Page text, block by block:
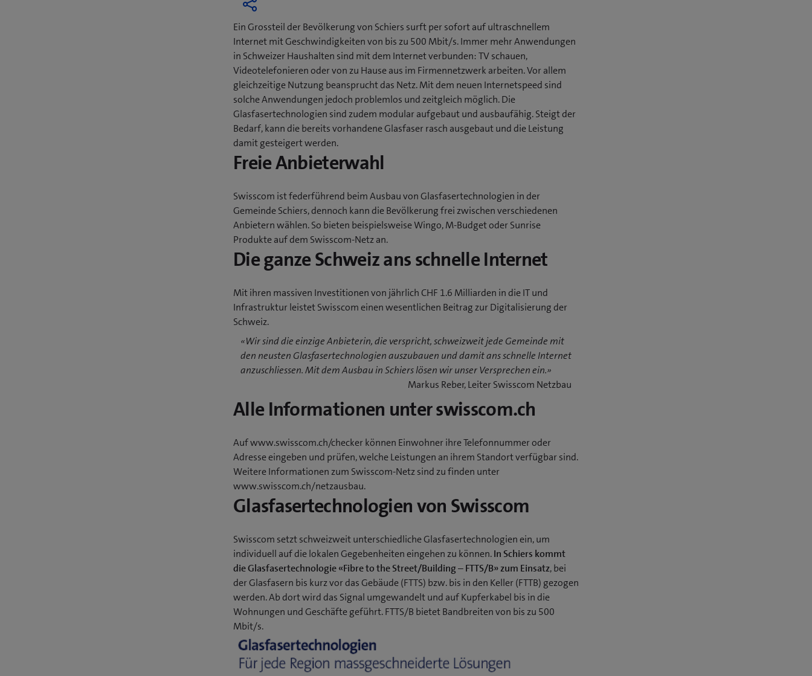
Ein Grossteil der Bevölkerung von Schiers surft per sofort auf ultraschnellem
Internet mit Geschwindigkeiten von bis zu 500 Mbit/s. Immer mehr Anwendungen
in Schweizer Haushalten sind mit dem Internet verbunden: TV schauen,
Videotelefonieren oder von zu Hause aus im Firmennetzwerk arbeiten. Vor allem
gleichzeitige Nutzung beansprucht das Netz. Mit dem neuen Internetspeed sind
solche Anwendungen jedoch problemlos und zeitgleich möglich. Die
Glasfasertechnologien sind zudem modular aufgebaut und ausbaufähig. Steigt der
Bedarf, kann die bereits vorhandene Glasfaser rasch ausgebaut und die Leistung
damit gesteigert werden.
Freie Anbieterwahl
Swisscom ist federführend beim Ausbau von Glasfasertechnologien in der
Gemeinde Schiers, dennoch kann die Bevölkerung frei zwischen verschiedenen
Anbietern wählen. So bieten beispielsweise Wingo, M-Budget oder Sunrise
Produkte auf dem Swisscom-Netz an.
Die ganze Schweiz ans schnelle Internet
Mit ihren massiven Investitionen von jährlich CHF 1.6 Milliarden in die IT und
Infrastruktur leistet Swisscom einen wesentlichen Beitrag zur Digitalisierung der
Schweiz.
«Wir sind die einzige Anbieterin, die verspricht, schweizweit jede Gemeinde mit
den neusten Glasfasertechnologien auszubauen und damit ans schnelle Internet
anzuschliessen. Mit dem Ausbau in Schiers lösen wir unser Versprechen ein.»
Markus Reber, Leiter Swisscom Netzbau
Alle Informationen unter swisscom.ch
Auf www.swisscom.ch/checker können Einwohner ihre Telefonnummer oder
Adresse eingeben und prüfen, welche Leistungen an ihrem Standort verfügbar sind.
Weitere Informationen zum Swisscom-Netz sind zu finden unter
www.swisscom.ch/netzausbau.
Glasfasertechnologien von Swisscom
Swisscom setzt schweizweit unterschiedliche Glasfasertechnologien ein, um
individuell auf die lokalen Gegebenheiten eingehen zu können.In Schiers kommt
die Glasfasertechnologie «Fibre to the Street/Building – FTTS/B» zum Einsatz, bei
der Glasfasern bis kurz vor das Gebäude (FTTS) bzw. bis in den Keller (FTTB) gezogen
werden. Ab dort wird das Signal umgewandelt und auf Kupferkabel bis in die
Wohnungen und Geschäfte geführt. FTTS/B bietet Bandbreiten von bis zu 500
Mbit/s.